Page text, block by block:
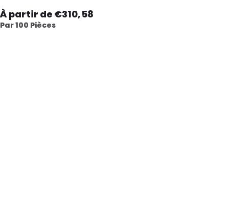
À partir de €310,58
Par 100 Pièces